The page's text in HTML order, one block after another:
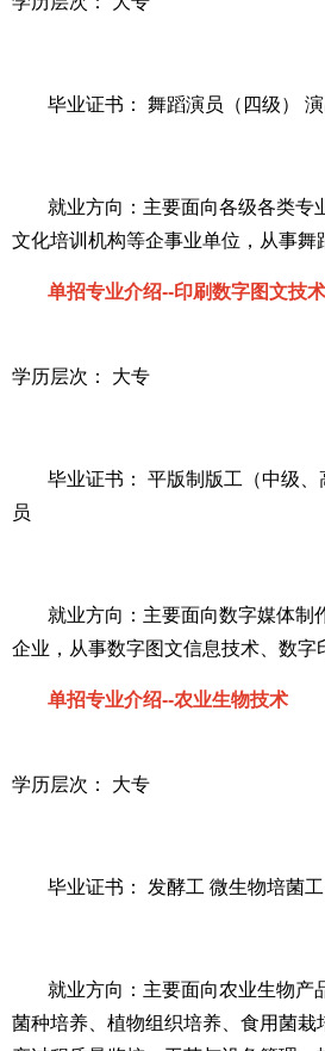
毕业证书： 舞蹈演员（四级）
就业方向：主要面向各级各类专
文化培训机构等企事业单位，从事
单招专业介绍--印刷数字图文技术
学历层次： 大专
毕业证书： 平版制版工（中级
员
就业方向：主要面向数字媒体制
企业，从事数字图文信息技术、数字
单招专业介绍--农业生物技术
学历层次： 大专
毕业证书： 发酵工 微生物培菌工
就业方向：主要面向农业生物产
菌种培养、植物组织培养、食用菌